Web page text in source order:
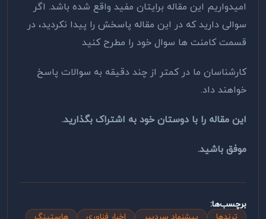
امیدواریم این مقاله برایتان مفید واقع شده باشد. اگر
سوالی دارید که در این مقاله پاسخش را پیدا نکردید، در
قسمت کامنت ها سوال خود را مطرح کنید
کارشناسان ما در کمتر از چند دقیقه به سوالات پاسخ
خواهند داد.
این مقاله را با دوستان خود به اشتراک بگذارید.
موفق باشید.
برچسب‌ها: